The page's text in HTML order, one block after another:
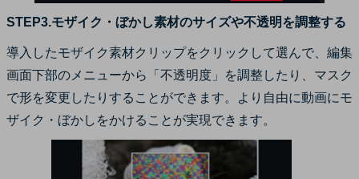
STEP3.モザイク・ぼかし素材のサイズや不透明を調整する
導入したモザイク素材クリップをクリックして選んで、編集
画面下部のメニューから「不透明度」を調整したり、マスク
で形を変更したりすることができます。より自由に動画にモ
ザイク・ぼかしをかけることが実現できます。